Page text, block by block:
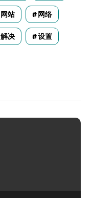
网站 网络
解决 设置